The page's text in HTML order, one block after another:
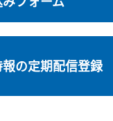
の定期配信登録